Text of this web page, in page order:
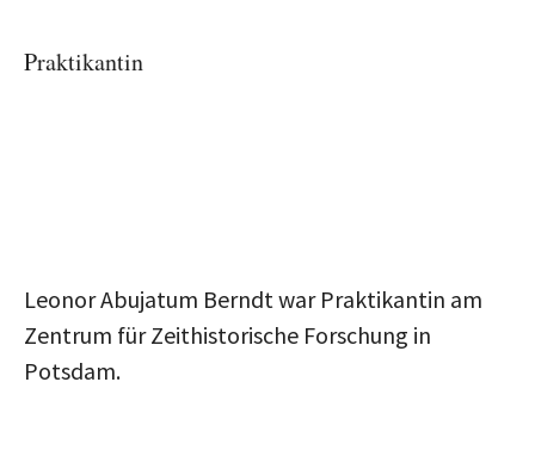
Praktikantin
Leonor Abujatum Berndt war Praktikantin am
Zentrum für Zeithistorische Forschung in
Potsdam.